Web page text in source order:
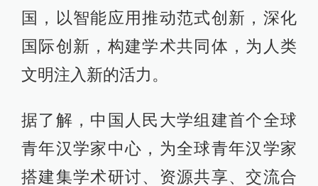
国，以智能应用推动范式创新，深化
国际创新，构建学术共同体，为人类
文明注入新的活力。
据了解，中国人民大学组建首个全球
青年汉学家中心，为全球青年汉学家
搭建集学术研讨、资源共享、交流合